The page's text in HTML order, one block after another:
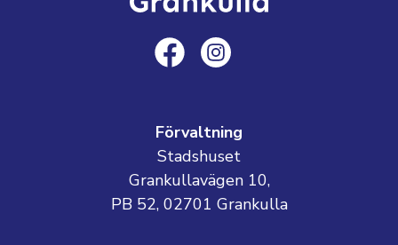
Förvaltning
Stadshuset
Grankullavägen 10,
PB 52, 02701 Grankulla